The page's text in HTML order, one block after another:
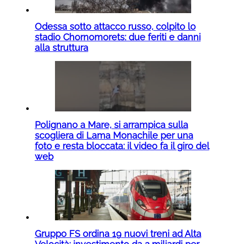
Odessa sotto attacco russo, colpito lo
stadio Chornomorets: due feriti e danni
alla struttura
Polignano a Mare, si arrampica sulla
scogliera di Lama Monachile per una
foto e resta bloccata: il video fa il giro del
web
Gruppo FS ordina 19 nuovi treni ad Alta